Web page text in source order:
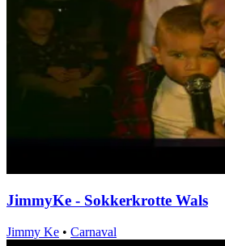
JimmyKe - Sokkerkrotte Wals
Jimmy Ke • Carnaval